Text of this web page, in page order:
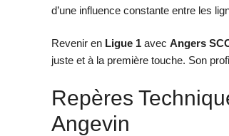
d’une influence constante entre les
Revenir en Ligue 1 avec Angers
juste et à la première touche. Son
Repères
Angevin